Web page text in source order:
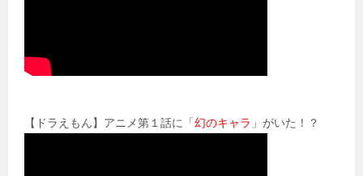
【ドラえもん】アニメ第１話に「 幻のキャラ 」がいた！？